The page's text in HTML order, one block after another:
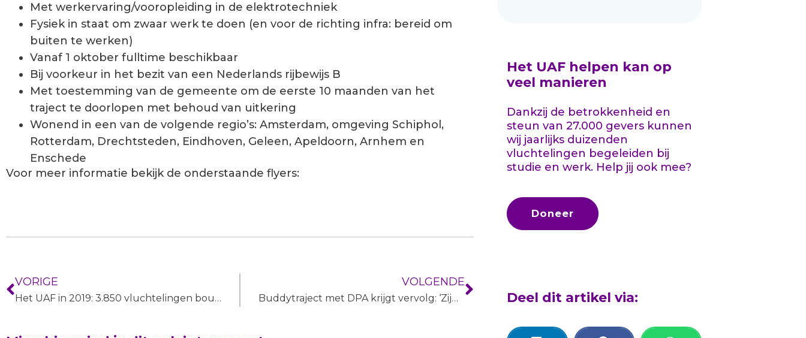
Met werkervaring/vooropleiding in de elektrotechniek
Fysiek in staat om zwaar werk te doen (en voor de richting infra: bereid om
buiten te werken)
Vanaf 1 oktober fulltime beschikbaar
Bij voorkeur in het bezit van een Nederlands rijbewijs B
Met toestemming van de gemeente om de eerste 10 maanden van het
traject te doorlopen met behoud van uitkering
Wonend in een van de volgende regio’s: Amsterdam, omgeving Schiphol,
Rotterdam, Drechtsteden, Eindhoven, Geleen, Apeldoorn, Arnhem en
Enschede
Voor meer informatie bekijk de onderstaande flyers:
VORIGE
Het UAF in 2019: 3.850 vluchtelingen bouwen betekenisvol bestaan op
VOLGENDE
Buddytraject met DPA krijgt vervolg: ‘Zijn motivatie en kracht maakten indruk’
Het UAF helpen kan op
veel manieren
Dankzij de betrokkenheid en
steun van 27.000 gevers kunnen
wij jaarlijks duizenden
vluchtelingen begeleiden bij
studie en werk. Help jij ook mee?
Doneer
Deel dit artikel via: